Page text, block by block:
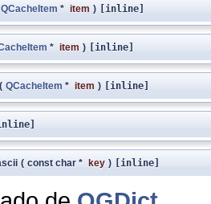
QCacheItem * item ) [inline]
* item ) [inline]
( QCacheItem * item ) [inline]
( const char * key ) [inline]